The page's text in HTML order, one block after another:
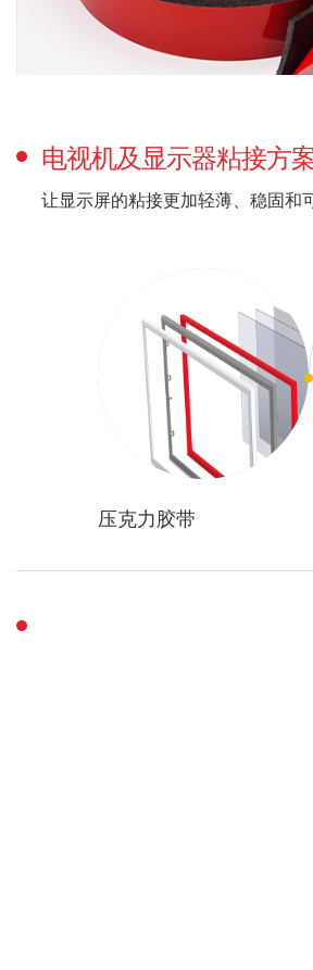
电视机及显示器粘接方
让显示屏的粘接更加轻薄、稳固和
01
边框固定
压克力胶带